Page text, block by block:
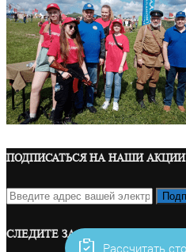
ПОДПИСАТЬСЯ НА НАШИ АКЦИИ
СЛЕДИТЕ ЗА НАМИ В СОЦ. СЕТЯХ
Рассчитать